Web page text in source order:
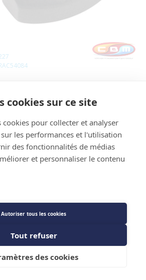
au panier
cookies sur ce site
cookies pour collecter et analyser
les performances et l'utilisation
des fonctionnalités de médias
et personnaliser le contenu
Autoriser tous les cookies
Tout refuser
des cookies